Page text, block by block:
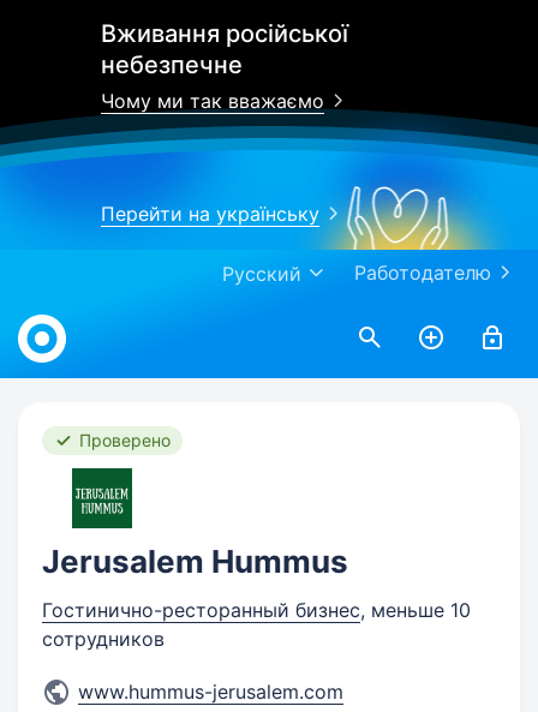
Вживання російської
небезпечне
Чому ми так вважаємо
Перейти на українську
Работодателю
Русский
Work.ua
Проверено
Jerusalem Hummus
Гостинично-ресторанный бизнес, меньше 10
сотрудников
www.hummus-jerusalem.com